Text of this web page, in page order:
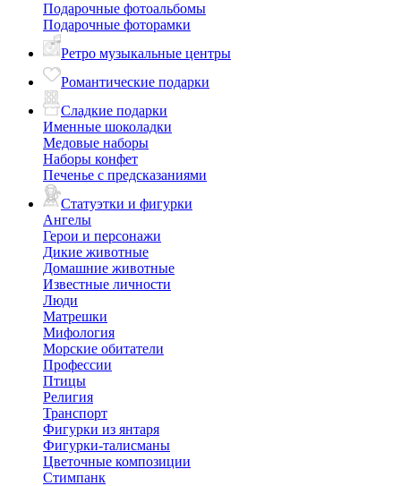
Подарочные фотоальбомы
Подарочные фоторамки
Ретро музыкальные центры
Романтические подарки
Сладкие подарки
Именные шоколадки
Медовые наборы
Наборы конфет
Печенье с предсказаниями
Статуэтки и фигурки
Ангелы
Герои и персонажи
Дикие животные
Домашние животные
Известные личности
Люди
Матрешки
Мифология
Морские обитатели
Профессии
Птицы
Религия
Транспорт
Фигурки из янтаря
Фигурки-талисманы
Цветочные композиции
Стимпанк